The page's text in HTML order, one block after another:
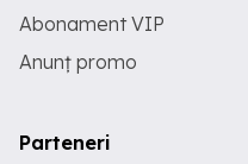
Abonament VIP
Anunț promo
Parteneri